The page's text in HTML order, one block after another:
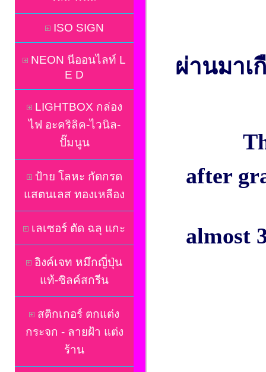
ISO SIGN
NEON นีออนไลท์ L
E D
LIGHTBOX กล่อง
ไฟ อะคริลิค-ไวนิล-
ปั๊มนูน
ป้าย โลหะ กัดกรด
แสตนเลส ทองเหลือง
เลเซอร์ ตัด ฉลุ แกะ
อิงค์เจท หมึกญี่ปุ่น
แท้-ซิลค์สกรีน
สติกเกอร์ ตกแต่ง
กระจก - ลายฝ้า แต่ง
ร้าน
ผ่านมาเ
after
almost